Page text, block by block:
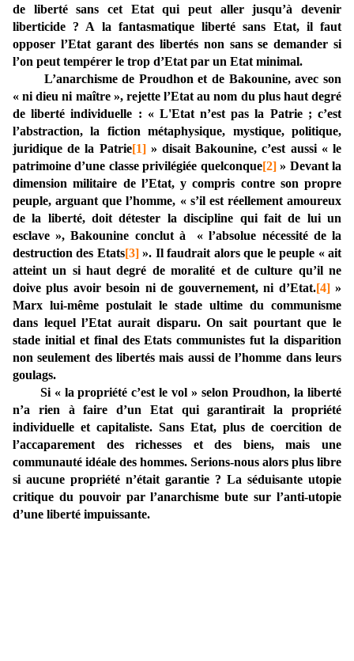
de liberté sans cet Etat qui peut aller jusqu’à devenir
liberticide ? A la fantasmatique liberté sans Etat, il faut
opposer l’Etat garant des libertés non sans se demander si
l’on peut tempérer le trop d’Etat par un Etat minimal.
L’anarchisme de Proudhon et de Bakounine, avec son
« ni dieu ni maître », rejette l’Etat au nom du plus haut degré
de liberté individuelle : « L'Etat n’est pas la Patrie ; c’est
l’abstraction, la fiction métaphysique, mystique, politique,
juridique de la Patrie[1]» disait Bakounine, c’est aussi « le
patrimoine d’une classe privilégiée quelconque[2]» Devant la
dimension militaire de l’Etat, y compris contre son propre
peuple, arguant que l’homme, « s’il est réellement amoureux
de la liberté, doit détester la discipline qui fait de lui un
esclave », Bakounine conclut à « l’absolue nécessité de la
destruction des Etats[3]». Il faudrait alors que le peuple « ait
atteint un si haut degré de moralité et de culture qu’il ne
doive plus avoir besoin ni de gouvernement, ni d’Etat.[4]»
Marx lui-même postulait le stade ultime du communisme
dans lequel l’Etat aurait disparu. On sait pourtant que le
stade initial et final des Etats communistes fut la disparition
non seulement des libertés mais aussi de l’homme dans leurs
goulags.
Si « la propriété c’est le vol » selon Proudhon, la liberté
n’a rien à faire d’un Etat qui garantirait la propriété
individuelle et capitaliste. Sans Etat, plus de coercition de
l’accaparement des richesses et des biens, mais une
communauté idéale des hommes. Serions-nous alors plus libre
si aucune propriété n’était garantie ? La séduisante utopie
critique du pouvoir par l’anarchisme bute sur l’anti-utopie
d’une liberté impuissante.